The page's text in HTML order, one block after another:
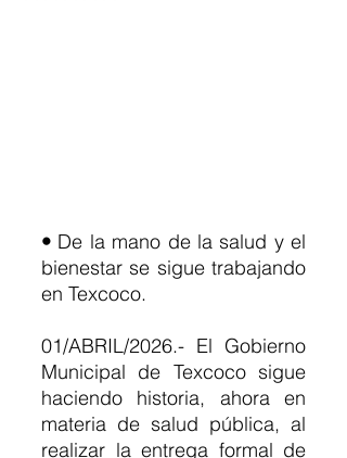
• De la mano de la salud y el
bienestar se sigue trabajando
en Texcoco.
01/ABRIL/2026.- El Gobierno
Municipal de Texcoco sigue
haciendo historia, ahora en
materia de salud pública, al
realizar la entrega formal de